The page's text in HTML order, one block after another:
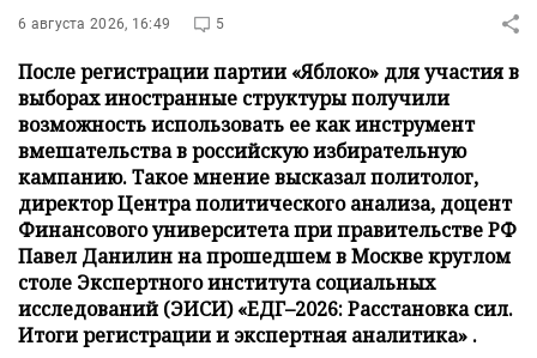
6 августа 2026, 16:49 5
После регистрации партии «Яблоко» для участия в
выборах иностранные структуры получили
возможность использовать ее как инструмент
вмешательства в российскую избирательную
кампанию. Такое мнение высказал политолог,
директор Центра политического анализа, доцент
Финансового университета при правительстве РФ
Павел Данилин на прошедшем в Москве круглом
столе Экспертного института социальных
исследований (ЭИСИ) «ЕДГ–2026: Расстановка сил.
Итоги регистрации и экспертная аналитика» .